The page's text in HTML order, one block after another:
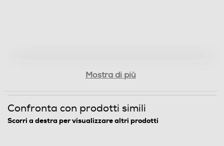
Mostra di più
Confronta con prodotti simili
Scorri a destra per visualizzare altri prodotti